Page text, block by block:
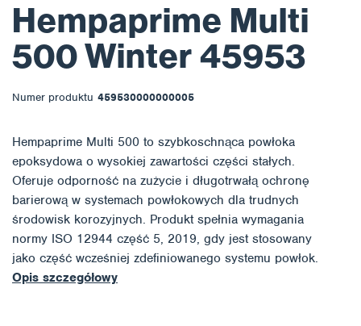
Hempaprime Multi
500 Winter 45953
Numer produktu 459530000000005
Hempaprime Multi 500 to szybkoschnąca powłoka
epoksydowa o wysokiej zawartości części stałych.
Oferuje odporność na zużycie i długotrwałą ochronę
barierową w systemach powłokowych dla trudnych
środowisk korozyjnych. Produkt spełnia wymagania
normy ISO 12944 część 5, 2019, gdy jest stosowany
jako część wcześniej zdefiniowanego systemu powłok.
Opis szczegółowy